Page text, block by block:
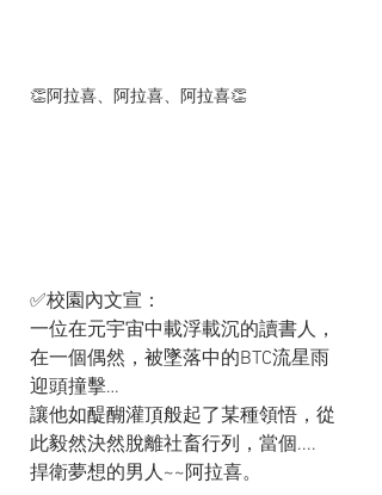
👏阿拉喜、阿拉喜、阿拉喜👏
✅校園內文宣：
一位在元宇宙中載浮載沉的讀書人，
在一個偶然，被墜落中的BTC流星雨
迎頭撞擊…
讓他如醍醐灌頂般起了某種領悟，從
此毅然決然脫離社畜行列，當個....
捍衛夢想的男人~~阿拉喜。